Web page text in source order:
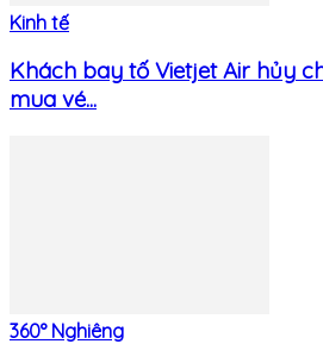
Kinh tế
Khách bay tố Vietjet Air hủy
mua vé...
360° Nghiêng